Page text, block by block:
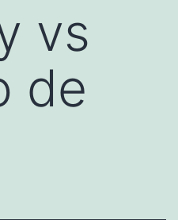
vs
de